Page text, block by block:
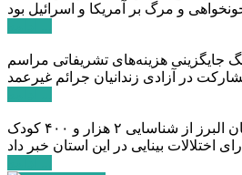
جایگزینی هزینه‌های تشریفاتی مراسم
در آزادی زندانیان جرائم غیرعمد
مدیر کل بهزیستی استان البرز از شناسایی ۲ هزار و ۴۰۰ کودک